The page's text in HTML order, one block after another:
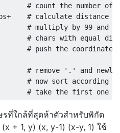
# count the number of
# calculate distance
# multiply by 99 and
# chars with equal
# push the coordinates
# remove '.' and
# now sort according to
รที่ใกล้ที่สุดห้าตัวสำหรับพิกัด
+ 1, y) (x, y-1) (x-y, 1) ใช้